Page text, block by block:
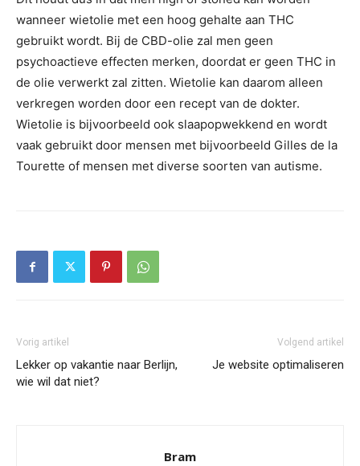
wanneer wietolie met een hoog gehalte aan THC
gebruikt wordt. Bij de CBD-olie zal men geen
psychoactieve effecten merken, doordat er geen THC in
de olie verwerkt zal zitten. Wietolie kan daarom alleen
verkregen worden door een recept van de dokter.
Wietolie is bijvoorbeeld ook slaapopwekkend en wordt
vaak gebruikt door mensen met bijvoorbeeld Gilles de la
Tourette of mensen met diverse soorten van autisme.
Vorig artikel
Lekker op vakantie naar Berlijn,
wie wil dat niet?
Volgend artikel
Je website optimaliseren
Bram